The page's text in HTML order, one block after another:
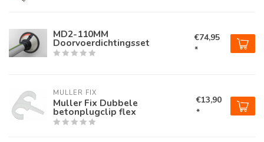
MD2-110MM
Doorvoerdichtingsset
€74,95
*
MULLER FIX
Muller Fix Dubbele
betonplugclip flex
€13,90
*